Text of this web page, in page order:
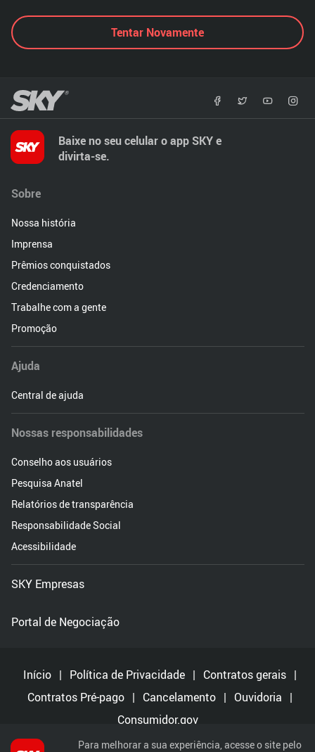
Para melhorar a sua experiência, acesse o site pelo
Tentar Novamente
Baixe no seu celular o app SKY e
divirta-se.
Sobre
Nossa história
Imprensa
Prêmios conquistados
Credenciamento
Trabalhe com a gente
Promoção
Ajuda
Central de ajuda
Nossas responsabilidades
Conselho aos usuários
Pesquisa Anatel
Relatórios de transparência
Responsabilidade Social
Acessibilidade
SKY Empresas
Portal de Negociação
Início | Política de Privacidade | Contratos gerais |
Contratos Pré-pago | Cancelamento | Ouvidoria |
Consumidor.gov